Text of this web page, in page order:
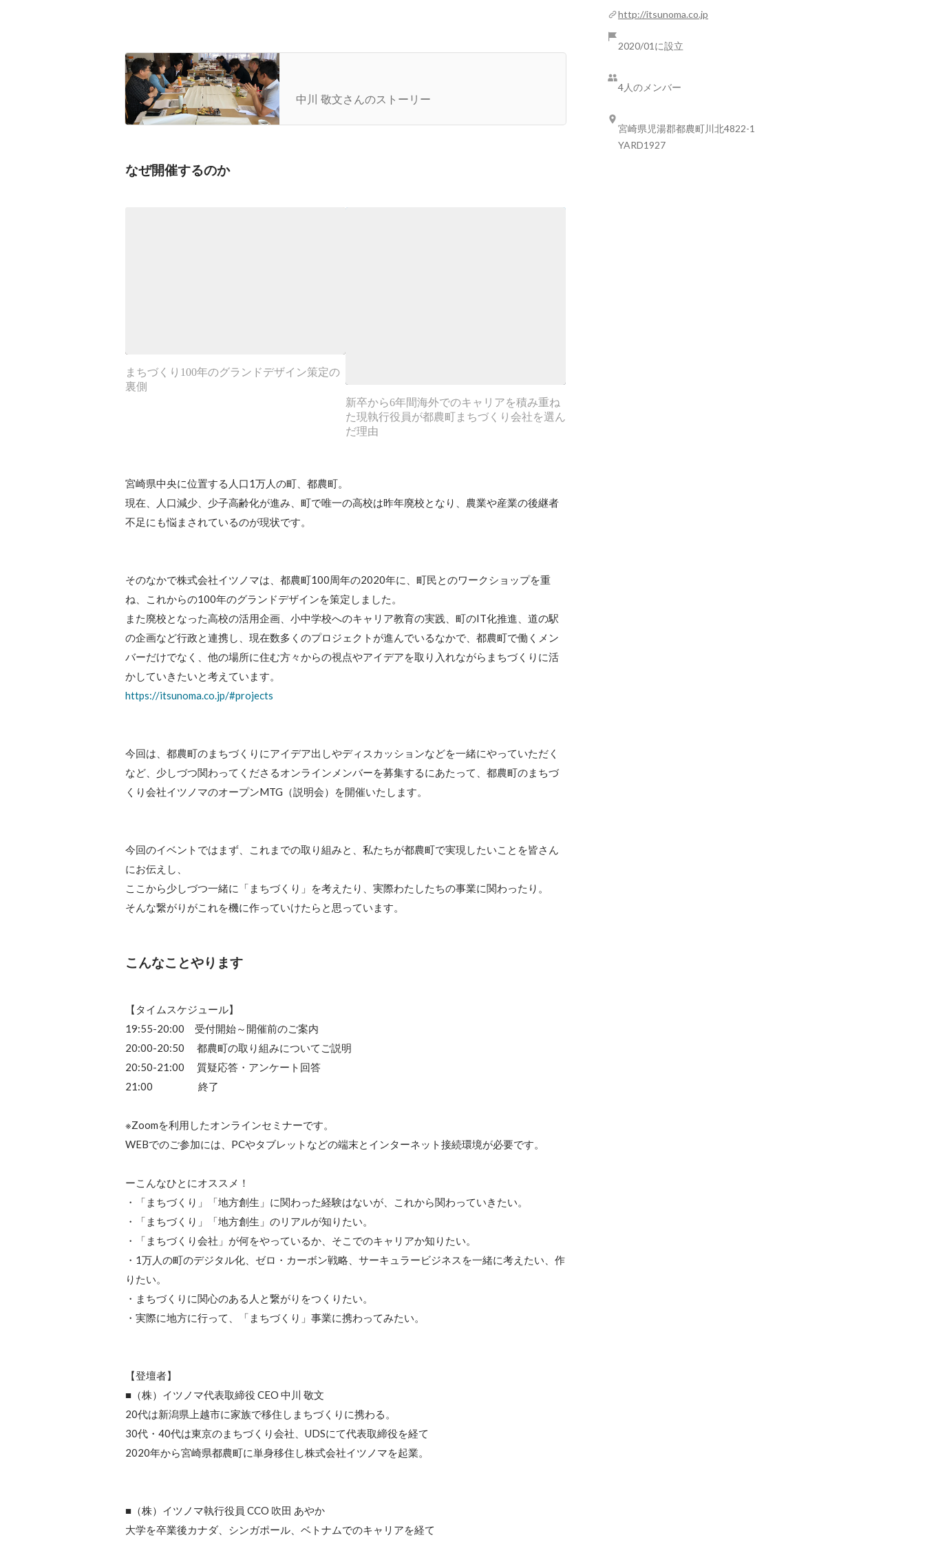
して株式会社イツノマがスタートアップ！
中川 敬文さんのストーリー
なぜ開催するのか
まちづくり100年のグランドデザイン策定の
裏側
新卒から6年間海外でのキャリアを積み重ね
た現執行役員が都農町まちづくり会社を選ん
だ理由
宮崎県中央に位置する人口1万人の町、都農町。
現在、人口減少、少子高齢化が進み、町で唯一の高校は昨年廃校となり、農業や産業の後継者
不足にも悩まされているのが現状です。
そのなかで株式会社イツノマは、都農町100周年の2020年に、町民とのワークショップを重
ね、これからの100年のグランドデザインを策定しました。
また廃校となった高校の活用企画、小中学校へのキャリア教育の実践、町のIT化推進、道の駅
の企画など行政と連携し、現在数多くのプロジェクトが進んでいるなかで、都農町で働くメン
バーだけでなく、他の場所に住む方々からの視点やアイデアを取り入れながらまちづくりに活
https://itsunoma.co.jp/#projects
今回は、都農町のまちづくりにアイデア出しやディスカッションなどを一緒にやっていただく
など、少しづつ関わってくださるオンラインメンバーを募集するにあたって、都農町のまちづ
くり会社イツノマのオープンMTG（説明会）を開催いたします。
今回のイベントではまず、これまでの取り組みと、私たちが都農町で実現したいことを皆さん
にお伝えし、
ここから少しづつ一緒に「まちづくり」を考えたり、実際わたしたちの事業に関わったり。
そんな繋がりがこれを機に作っていけたらと思っています。
こんなことやります
【タイムスケジュール】
19:55-20:00　受付開始～開催前のご案内
20:00-20:50 　都農町の取り組みについてご説明
20:50-21:00 　質疑応答・アンケート回答
21:00 　　　　 終了
※Zoomを利用したオンラインセミナーです。
WEBでのご参加には、PCやタブレットなどの端末とインターネット接続環境が必要です。
ーこんなひとにオススメ！
・「まちづくり」「地方創生」に関わった経験はないが、これから関わっていきたい。
・「まちづくり」「地方創生」のリアルが知りたい。
・「まちづくり会社」が何をやっているか、そこでのキャリアか知りたい。
・1万人の町のデジタル化、ゼロ・カーボン戦略、サーキュラービジネスを一緒に考えたい、作
りたい。
・まちづくりに関心のある人と繋がりをつくりたい。
・実際に地方に行って、「まちづくり」事業に携わってみたい。
【登壇者】
■（株）イツノマ代表取締役 CEO 中川 敬文
20代は新潟県上越市に家族で移住しまちづくりに携わる。
30代・40代は東京のまちづくり会社、UDSにて代表取締役を経て
2020年から宮崎県都農町に単身移住し株式会社イツノマを起業。
■（株）イツノマ執行役員 CCO 吹田 あやか
大学を卒業後カナダ、シンガポール、ベトナムでのキャリアを経て
http://itsunoma.co.jp
2020/01に設立
4人のメンバー
宮崎県児湯郡都農町川北4822-1
YARD1927